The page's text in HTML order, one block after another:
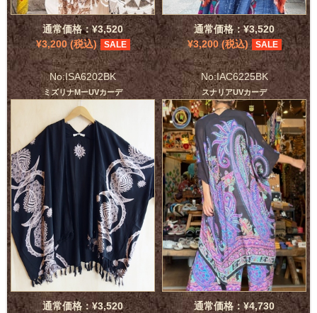
通常価格：¥3,520
¥3,200 (税込)
SALE
通常価格：¥3,520
¥3,200 (税込)
SALE
No:ISA6202BK
ミズリナMーUVカーデ
通常価格：¥3,520
No:IAC6225BK
スナリアUVカーデ
通常価格：¥4,730